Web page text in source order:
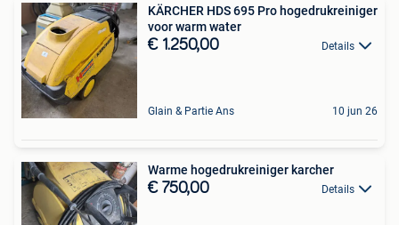
KÄRCHER HDS 695 Pro hogedrukreiniger
voor warm water
€ 1.250,00 Details
Glain & Partie Ans 10 jun 26
Warme hogedrukreiniger karcher
€ 750,00 Details